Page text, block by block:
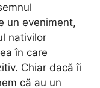
un eveniment,
nativilor
în care
Chiar dacă îi
că au un